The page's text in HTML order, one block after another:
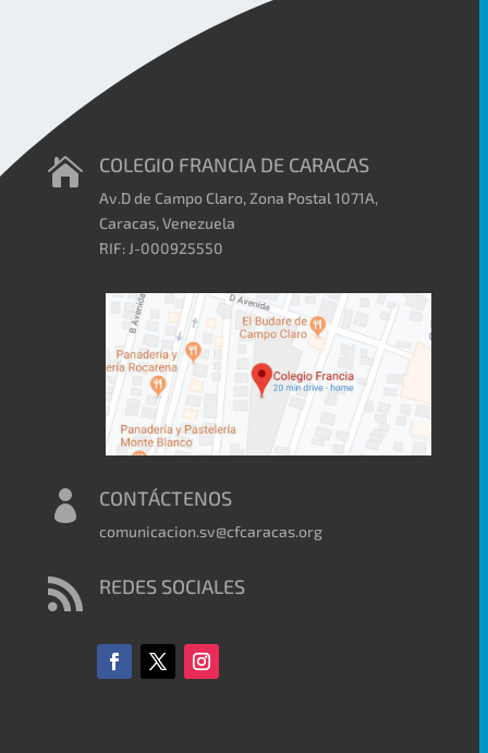
 COLEGIO FRANCIA DE CARACAS
Av.D de Campo Claro, Zona Postal 1071A,
Caracas, Venezuela
RIF: J-000925550
 CONTÁCTENOS
comunicacion.sv@cfcaracas.org
 REDES SOCIALES